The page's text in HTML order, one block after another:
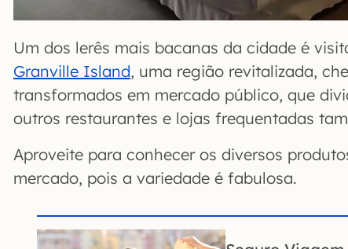
Um dos lerês mais bacanas da cidade é
Granville Island, uma região revitalizada,
transformados em mercado público, que
outros restaurantes e lojas frequentadas
Aproveite para conhecer os diversos
mercado, pois a variedade é fabulosa.